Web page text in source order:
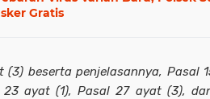
Gratis
(3) beserta penjelasannya, Pasal
ayat (1), Pasal 27 ayat (3),